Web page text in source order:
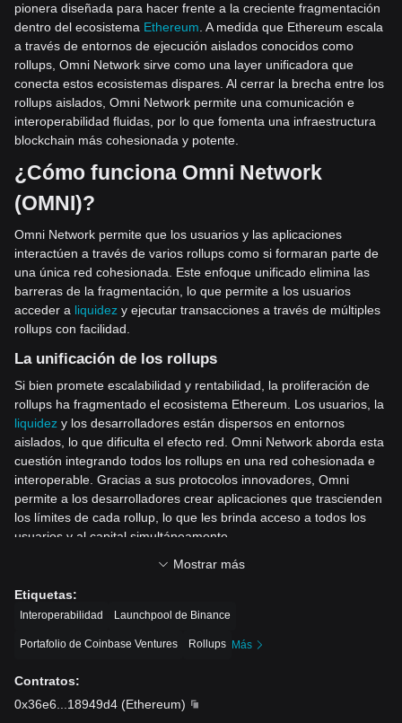
pionera diseñada para hacer frente a la creciente fragmentación
dentro del ecosistema Ethereum . A medida que Ethereum escala
a través de entornos de ejecución aislados conocidos como
rollups, Omni Network sirve como una layer unificadora que
conecta estos ecosistemas dispares. Al cerrar la brecha entre los
rollups aislados, Omni Network permite una comunicación e
interoperabilidad fluidas, por lo que fomenta una infraestructura
blockchain más cohesionada y potente.
¿Cómo funciona Omni Network
(OMNI)?
Omni Network permite que los usuarios y las aplicaciones
interactúen a través de varios rollups como si formaran parte de
una única red cohesionada. Este enfoque unificado elimina las
barreras de la fragmentación, lo que permite a los usuarios
acceder a liquidez y ejecutar transacciones a través de múltiples
rollups con facilidad.
La unificación de los rollups
Si bien promete escalabilidad y rentabilidad, la proliferación de
rollups ha fragmentado el ecosistema Ethereum. Los usuarios, la
liquidez y los desarrolladores están dispersos en entornos
aislados, lo que dificulta el efecto red. Omni Network aborda esta
cuestión integrando todos los rollups en una red cohesionada e
interoperable. Gracias a sus protocolos innovadores, Omni
permite a los desarrolladores crear aplicaciones que trascienden
los límites de cada rollup, lo que les brinda acceso a todos los
usuarios y al capital simultáneamente.
Interoperabilidad: Comunicación sin contratiempos
La interoperabilidad es la clave de la misión de Omni Network. Al
hacer posible la comunicación entre rollups, Omni permite que
rollups como si formaran parte de una única red cohesionada.
elimina las complejidades asociadas con el movimiento de
activos o la ejecución de acciones a través de diferentes cadenas
Mostrar más
Etiquetas:
Interoperabilidad Launchpool de Binance
Portafolio de Coinbase Ventures Rollups Más
Contratos:
0x36e6
18949d4 (Ethereum)